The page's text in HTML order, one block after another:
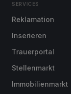
SERVICES
Reklamation
Inserieren
Trauerportal
Stellenmarkt
Immobilienmarkt